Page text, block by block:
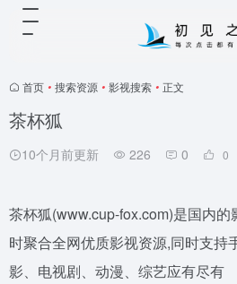
首页 • 搜索资源 • 影视搜索 • 正文
茶杯狐
10个月前更新 226 0 0
茶杯狐(www.cup-fox.com)是国内
时聚合全网优质影视资源,同时支持
影、电视剧、动漫、综艺应有尽有